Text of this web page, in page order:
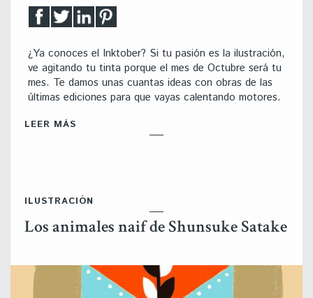
¿Ya conoces el Inktober? Si tu pasión es la ilustración,
ve agitando tu tinta porque el mes de Octubre será tu
mes. Te damos unas cuantas ideas con obras de las
últimas ediciones para que vayas calentando motores.
LEER MÁS
ILUSTRACIÓN
Los animales naif de Shunsuke Satake